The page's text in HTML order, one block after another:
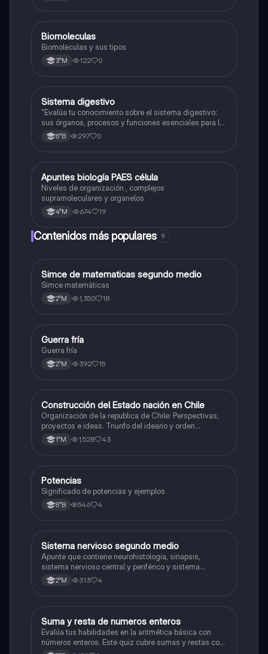
Biología
Biomoleculas
Biomoleculas y sus tipos
3°M 122 0
Biología
Sistema digestivo
"Evalúa tu conocimiento sobre el sistema digestivo:
sus órganos, procesos y funciones esenciales para la
nutrición."
8°B 297 0
Biología
Apuntes biología PAES célula
Niveles de organización , complejos
supramoleculares y organelos
4°M 674 19
Contenidos más populares 9
Matemáticas
Simce de matematicas segundo medio
Simce matemáticas
2°M 1,350 18
Historia
Guerra fría
Guerra fría
2°M 392 15
Historia
Construcción del Estado nación en Chile
Organización de la republica de Chile: Perspectivas,
proyectos e ideas. Triunfo del ideario y orden
conservador. Constitución de 1833. "Era Portaliana"
1°M 1,528 43
Matemáticas
Potencias
Significado de potencias y ejemplos
8°B 546 4
Biología
Sistema nervioso segundo medio
Apunte que contiene neurohistologia, sinapsis,
sistema nervioso central y periférico y sistema
endocrino
2°M 313 4
SMatemáticas
Suma y resta de numeros enteros
Evalúa tus habilidades en la aritmética básica con
números enteros. Este quiz cubre sumas y restas con